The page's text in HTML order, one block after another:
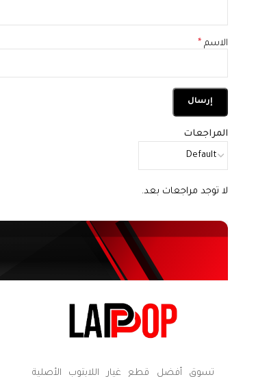
المراجعات
لا توجد مراجعات بعد.
الاسم *
تسوق أفضل قطع غيار اللابتوب الأصلية